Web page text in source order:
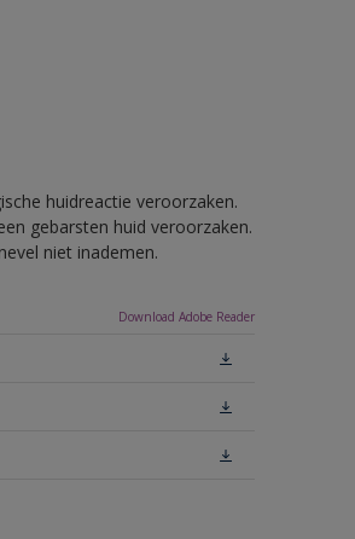
huidreactie veroorzaken.
gebarsten huid veroorzaken.
niet inademen.
Download Adobe Reader